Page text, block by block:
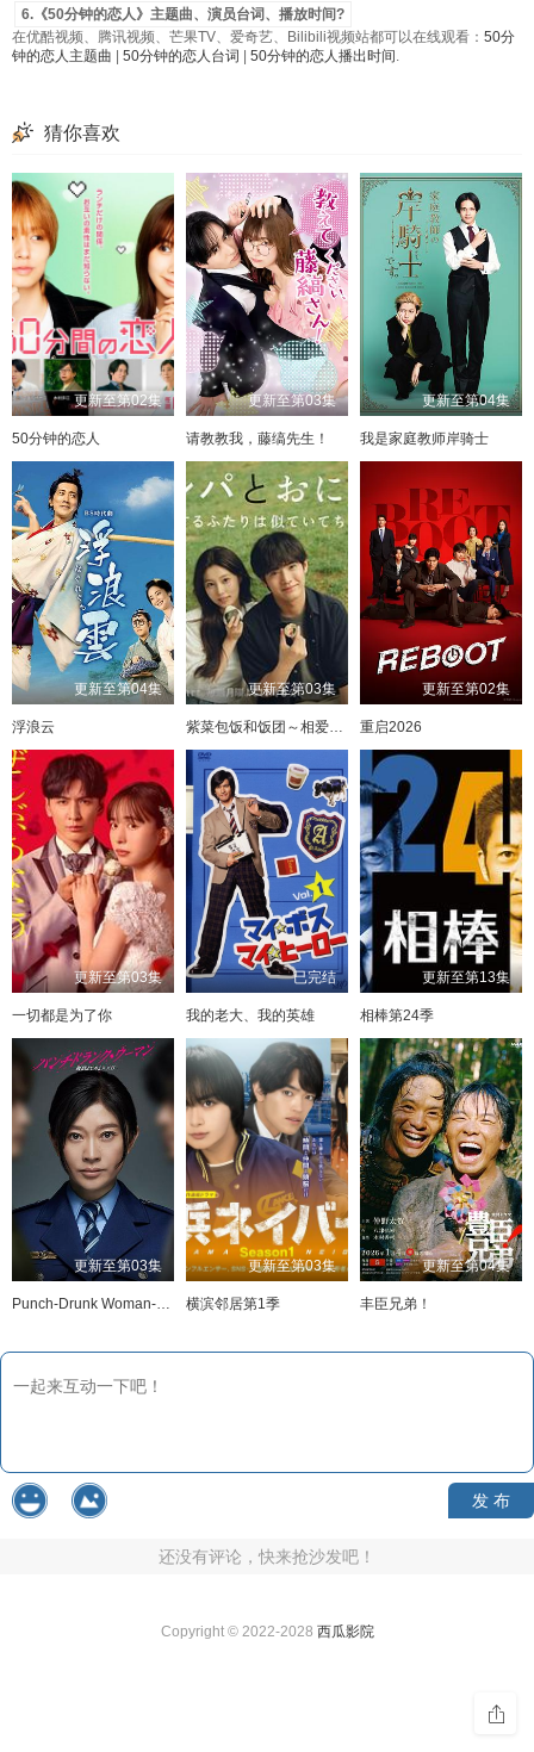
6.《50分钟的恋人》主题曲、演员台词、播放时间?
在优酷视频、腾讯视频、芒果TV、爱奇艺、Bilibili视频站都可以在线观看： 50分
钟的恋人主题曲
50分钟的恋人台词 50分钟的恋人播出时间 .
猜你喜欢
更新至第02集
50分钟的恋人
更新至第03集
请教教我，藤缟先生！
更新至第04集
我是家庭教师岸骑士
更新至第04集
浮浪云
更新至第03集
紫菜包饭和饭团～相爱的两个人相似又不一样～
更新至第02集
重启2026
更新至第03集
一切都是为了你
已完结
我的老大、我的英雄
更新至第13集
相棒第24季
更新至第03集
Punch-Drunk Woman-离越狱还有××天-
更新至第03集
横滨邻居第1季
更新至第04集
丰臣兄弟！
发 布
还没有评论，快来抢沙发吧！
Copyright © 2022-2028 西瓜影院